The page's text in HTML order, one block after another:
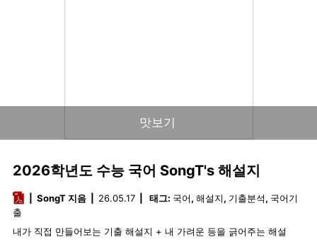
맛보기
2026학년도 수능 국어 SongT's 해설지
pdfSongT 지음 26.05.17 태그: 국어, 해설지, 기출분석, 국어기
출
내가 직접 만들어보는 기출 해설지 + 내 가려운 등을 긁어주는 해설